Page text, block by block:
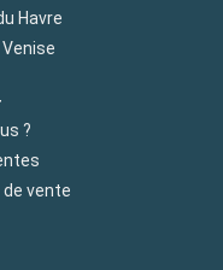
Havre
?
vente